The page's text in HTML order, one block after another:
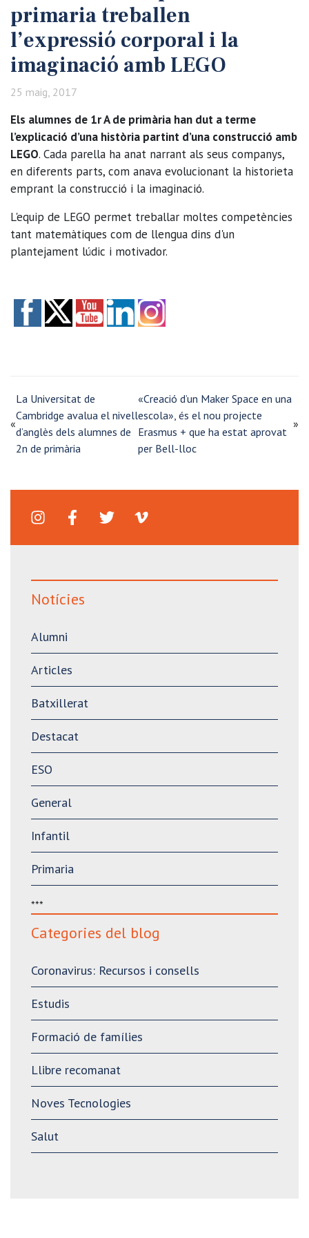
primaria treballen
l’expressió corporal i la
imaginació amb LEGO
25 maig, 2017
Els alumnes de 1r A de primària han dut a terme
l’explicació d’una història partint d’una construcció amb
LEGO. Cada parella ha anat narrant als seus companys,
en diferents parts, com anava evolucionant la historieta
emprant la construcció i la imaginació.
L'equip de LEGO permet treballar moltes competències
tant matemàtiques com de llengua dins d'un
plantejament lúdic i motivador.
«
La Universitat de
Cambridge avalua el nivell
d’anglès dels alumnes de
2n de primària
«Creació d’un Maker Space en una
escola», és el nou projecte
Erasmus + que ha estat aprovat
per Bell-lloc
»
Notícies
Alumni
Articles
Batxillerat
Destacat
ESO
General
Infantil
Primaria
***
Categories del blog
Coronavirus: Recursos i consells
Estudis
Formació de famílies
Llibre recomanat
Noves Tecnologies
Salut